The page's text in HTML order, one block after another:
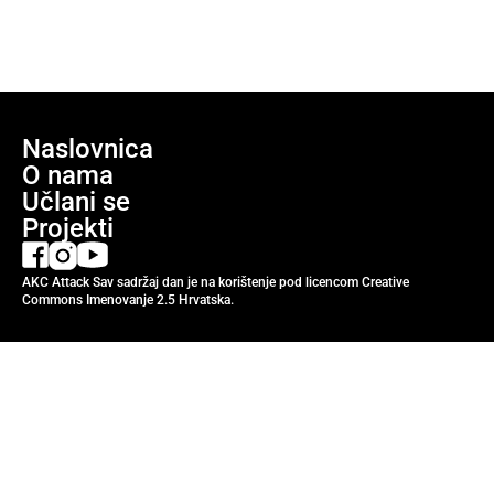
Naslovnica
O nama
Učlani se
Projekti
AKC Attack Sav sadržaj dan je na korištenje pod licencom Creative
Commons Imenovanje 2.5 Hrvatska.